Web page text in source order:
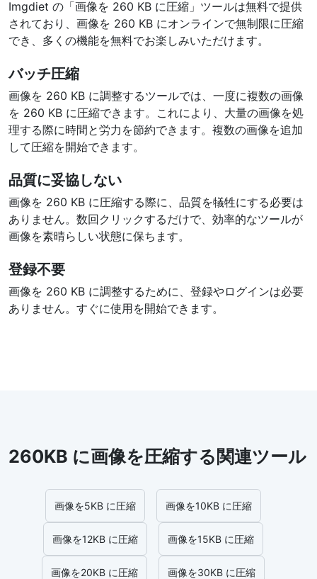
Imgdiet の「画像を 260 KB に圧縮」ツールは無料で提供
されており、画像を 260 KB にオンラインで無制限に圧縮
でき、多くの機能を無料でお楽しみいただけます。
バッチ圧縮
画像を 260 KB に調整するツールでは、一度に複数の画像
を 260 KB に圧縮できます。これにより、大量の画像を処
理する際に時間と労力を節約できます。複数の画像を追加
して圧縮を開始できます。
品質に妥協しない
画像を 260 KB に圧縮する際に、品質を犠牲にする必要は
ありません。数回クリックするだけで、効率的なツールが
画像を素晴らしい状態に保ちます。
登録不要
画像を 260 KB に調整するために、登録やログインは必要
ありません。すぐに使用を開始できます。
260KB に画像を圧縮する関連ツール
画像を5KB に圧縮 画像を10KB に圧縮
画像を12KB に圧縮 画像を15KB に圧縮
画像を20KB に圧縮 画像を30KB に圧縮